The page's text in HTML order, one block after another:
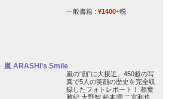
一般書籍 : ¥1400+税
嵐 ARASHI’s Smile
嵐の“顔”に大接近。450超の写
真で5人の笑顔の歴史を完全収
録したフォトレポート！ 相葉
雅紀 大野智 松本潤 二宮和也